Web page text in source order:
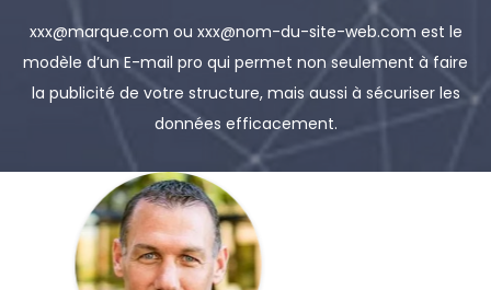
xxx@marque.com ou xxx@nom-du-site-web.com est le
modèle d’un E-mail pro qui permet non seulement à faire
la publicité de votre structure, mais aussi à sécuriser les
données efficacement.